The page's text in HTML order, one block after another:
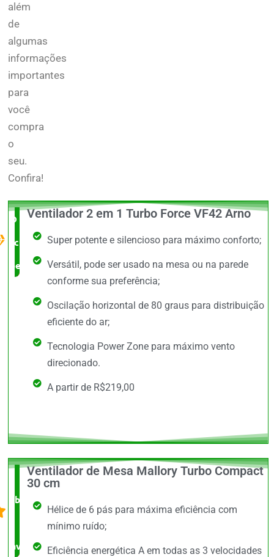
além
de
algumas
informações
importantes
para
você
compra
o
seu.
Confira!
O Melhor
custo x
benefício
Ventilador 2 em 1 Turbo Force VF42 Arno
Super potente e silencioso para máximo conforto;
Versátil, pode ser usado na mesa ou na parede
conforme sua preferência;
Oscilação horizontal de 80 graus para distribuição
eficiente do ar;
Tecnologia Power Zone para máximo vento
direcionado.
A partir de R$219,00
O +
barato,
avaliado!
Ventilador de Mesa Mallory Turbo Compact
30 cm
Hélice de 6 pás para máxima eficiência com
mínimo ruído;
Eficiência energética A em todas as 3 velocidades